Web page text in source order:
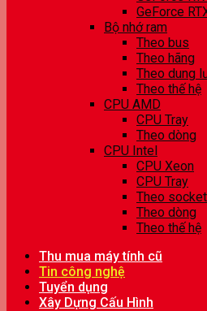
GeForce
Bộ nhớ ram
Theo bus
Theo hãng
Theo dung
Theo thế hệ
CPU AMD
CPU Tray
Theo dòng
CPU Intel
CPU Xeon
CPU Tray
Theo socket
Theo dòng
Theo thế hệ
Thu mua máy tính cũ
Tin công nghệ
Tuyển dụng
Xây Dựng Cấu Hình